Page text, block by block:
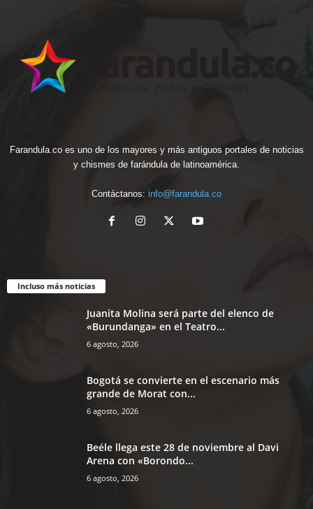
Farandula.co es uno de los mayores y más antiguos portales de noticias
y chismes de farándula de latinoamérica.
Contáctanos: info@farandula.co
Incluso más noticias
Juanita Molina será parte del elenco de
«Burundanga» en el Teatro...
6 agosto, 2026
Bogotá se convierte en el escenario más
grande de Morat con...
6 agosto, 2026
Beéle llega este 28 de noviembre al Davi
Arena con «Borondo...
6 agosto, 2026